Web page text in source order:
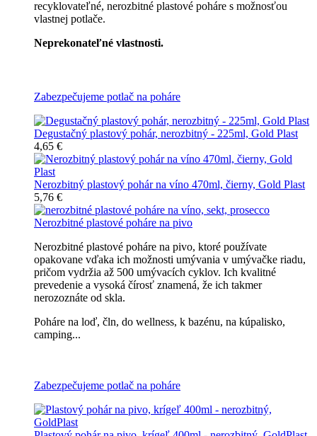
recyklovateľné, nerozbitné plastové poháre s možnosťou
vlastnej potlače.
Neprekonateľné vlastnosti.
Zabezpečujeme potlač na poháre
Degustačný plastový pohár, nerozbitný - 225ml, Gold Plast
4,65 €
Nerozbitný plastový pohár na víno 470ml, čierny, Gold Plast
5,76 €
Nerozbitné plastové poháre na pivo
Nerozbitné plastové poháre na pivo, ktoré používate
opakovane vďaka ich možnosti umývania v umývačke riadu,
pričom vydržia až 500 umývacích cyklov. Ich kvalitné
prevedenie a vysoká čírosť znamená, že ich takmer
nerozoznáte od skla.
Poháre na loď, čln, do wellness, k bazénu, na kúpalisko,
camping...
Zabezpečujeme potlač na poháre